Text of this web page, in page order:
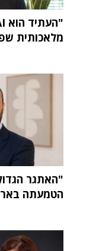
מלאכותית
הטמעתה